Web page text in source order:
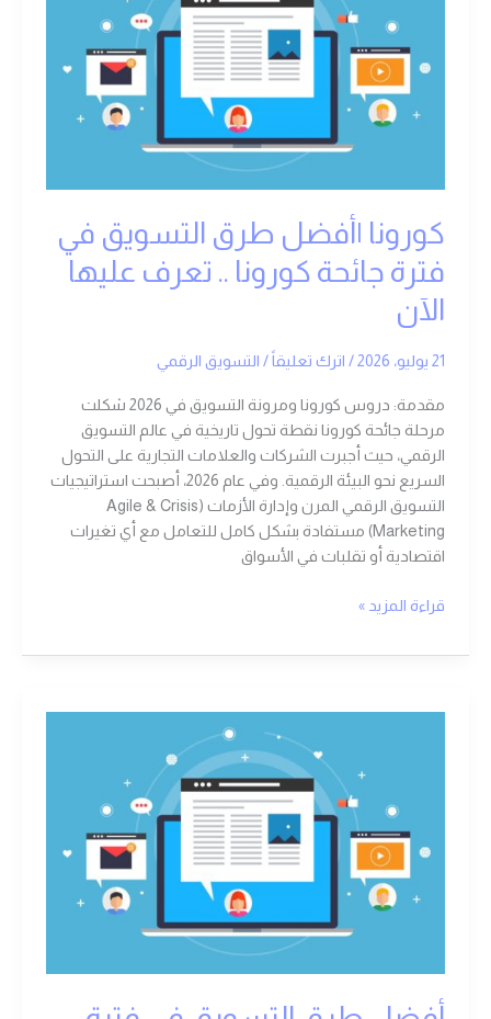
كورونا |أفضل طرق التسويق في
فترة جائحة كورونا .. تعرف عليها
الآن
21 يوليو، 2026 / اترك تعليقاً/ التسويق الرقمي
مقدمة: دروس كورونا ومرونة التسويق في 2026 شكلت
مرحلة جائحة كورونا نقطة تحول تاريخية في عالم التسويق
الرقمي، حيث أجبرت الشركات والعلامات التجارية على التحول
السريع نحو البيئة الرقمية. وفي عام 2026، أصبحت استراتيجيات
التسويق الرقمي المرن وإدارة الأزمات (Agile & Crisis
Marketing) مستفادة بشكل كامل للتعامل مع أي تغيرات
اقتصادية أو تقلبات في الأسواق
التسويق
في
جائحة
تعرف
الآن
قراءة المزيد »
جائحة
كورونا